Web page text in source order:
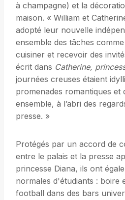
à champagne) et la
maison. « William et
adopté leur nouvelle
ensemble des tâches
cuisiner et recevoir des
écrit dans Catherine,
journées creuses étaient
promenades romantiques et
ensemble, à l’abri des
presse. »
Protégés par un accord de
entre le palais et la presse
princesse Diana, ils ont
normales d'étudiants : boire
football dans des bars